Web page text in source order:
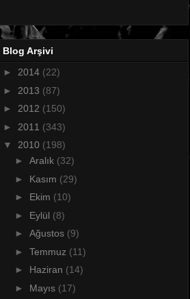
Blog Arşivi
► 2014 (22)
► 2013 (87)
► 2012 (150)
► 2011 (343)
▼ 2010 (198)
► Aralık (32)
► Kasım (29)
► Ekim (10)
► Eylül (8)
► Ağustos (9)
► Temmuz (11)
► Haziran (14)
► Mayıs (17)